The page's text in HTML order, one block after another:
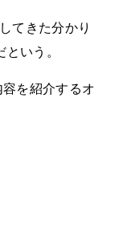
てきた分かり
いう。
を紹介するオ